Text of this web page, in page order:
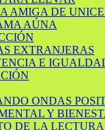
AMIGA DE
AÚNA
EXTRANJERAS
E
ONDAS
Y
DE LA LECTURA